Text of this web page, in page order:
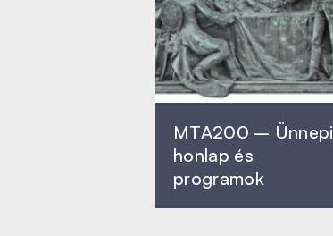
MTA200 – Ünnepi
honlap és
programok